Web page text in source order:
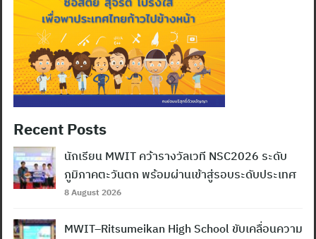
Recent Posts
นักเรียน MWIT คว้ารางวัลเวที NSC2026 ระดับ
ภูมิภาคตะวันตก พร้อมผ่านเข้าสู่รอบระดับประเทศ
8 August 2026
MWIT–Ritsumeikan High School ขับเคลื่อนความ